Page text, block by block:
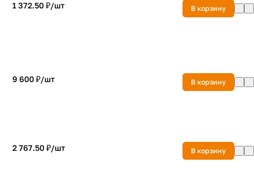
1 372.50 ₽/шт В корзину
9 600 ₽/шт В корзину
2 767.50 ₽/шт В корзину